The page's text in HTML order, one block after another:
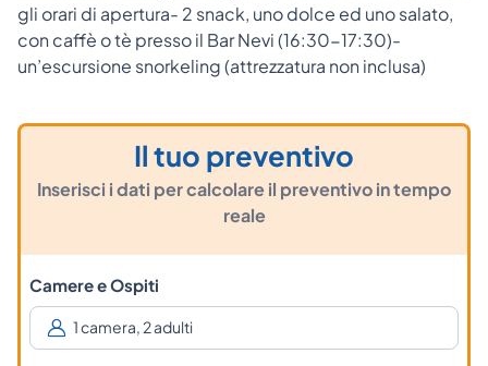
gli orari di apertura- 2 snack, uno dolce ed uno salato,
con caffè o tè presso il Bar Nevi (16:30-17:30)-
un’escursione snorkeling (attrezzatura non inclusa)
Il tuo preventivo
Inserisci i dati per calcolare il preventivo in tempo
reale
Camere e Ospiti